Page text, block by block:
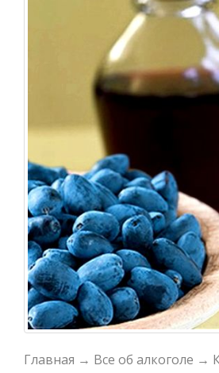
Главная → Все об алкоголе →